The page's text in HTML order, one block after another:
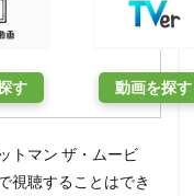
す 動画を探す
トマン ザ・ムービ
視聴することはでき